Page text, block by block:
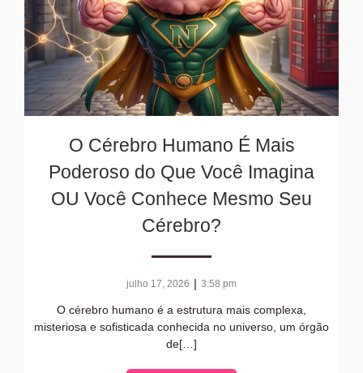
O Cérebro Humano É Mais
Poderoso do Que Você Imagina
OU Você Conhece Mesmo Seu
Cérebro?
julho 17, 2026 | 3:58 pm
O cérebro humano é a estrutura mais complexa,
misteriosa e sofisticada conhecida no universo, um órgão
de[…]